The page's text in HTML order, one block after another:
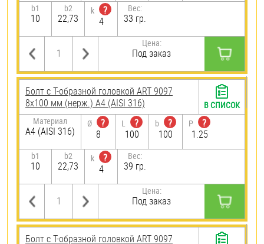
b1
10
b2
22,73
k
?
4
Вес:
33 гр.
Цена:
Под заказ
Болт с Т-образной головкой ART 9097
8х100 мм (нерж.) A4 (AISI 316)
Материал
A4 (AISI 316)
Ø
?
8
L
?
100
b
?
100
P
?
1.25
b1
10
b2
22,73
k
?
4
Вес:
39 гр.
Цена:
Под заказ
В СПИСОК
Болт с Т-образной головкой ART 9097